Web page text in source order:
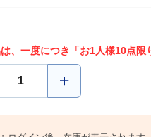
、一度につき「お1人様10点限